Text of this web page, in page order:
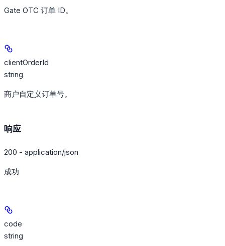
Gate OTC 订单 ID。
clientOrderId
string
商户自定义订单号。
响应
200 - application/json
成功
code
string